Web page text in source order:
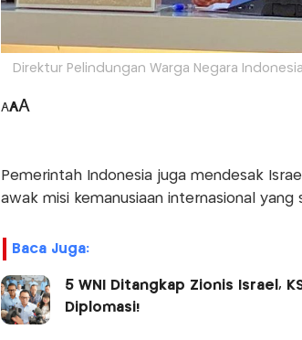
Direktur Pelindungan Warga Negara
AAA
Pemerintah Indonesia juga mendesak
awak misi kemanusiaan internasional yang
Baca Juga:
5 WNI Ditangkap Zionis Israel,
Diplomasi!